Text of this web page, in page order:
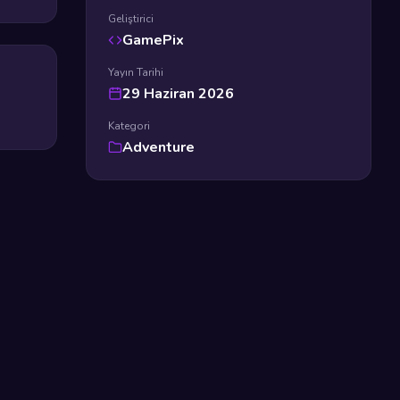
Geliştirici
GamePix
Yayın Tarihi
29 Haziran 2026
Kategori
Adventure